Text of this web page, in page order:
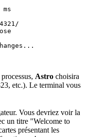
processus, Astro choisira
etc.). Le terminal vous
Vous devriez voir la
un titre "Welcome to
présentant les